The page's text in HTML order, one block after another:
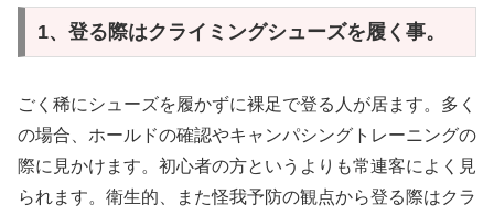
1、登る際はクライミングシューズを履く事。
ごく稀にシューズを履かずに裸足で登る人が居ます。多く
の場合、ホールドの確認やキャンパシングトレーニングの
際に見かけます。初心者の方というよりも常連客によく見
られます。衛生的、また怪我予防の観点から登る際はクラ